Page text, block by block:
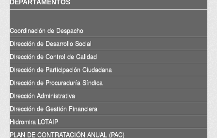
DEPARTAMENTOS
Coordinación de Despacho
Dirección de Desarrollo Social
Dirección de Control de Calidad
Dirección de Participación Ciudadana
Dirección de Procuraduría Síndica
Dirección Administrativa
Dirección de Gestión Financiera
Hidromira LOTAIP
PLAN DE CONTRATACIÓN ANUAL (PAC)